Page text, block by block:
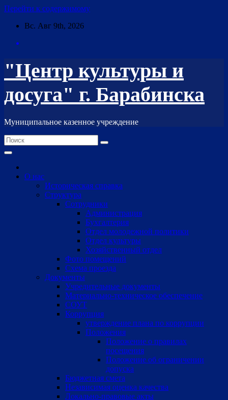
Перейти к содержимому
Вс. Авг 9th, 2026
"Центр культуры и
досуга" г. Барабинска
Муниципальное казенное учреждение
О нас
Историческая справка
Структура
Сотрудники
Администрация
Бухгалтерия
Отдел молодежной политики
Отдел культуры
Хозяйственный отдел
Фото помещений
Схема проезда
Документы
Учредительные документы
Материально-техническое обеспечение
СОУТ
Коррупция
утверждение плана по коррупции
Положения
Положение о правилах
посещения
Положение об ограничении
допуска
Бюджетная смета
Независимая оценка качества
Локально-правовые акты